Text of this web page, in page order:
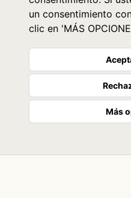
un consentimiento
clic en 'MÁS
Más